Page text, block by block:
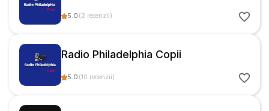
5.0 (2 recenzii)
Radio Philadelphia Copii
5.0 (10 recenzii)